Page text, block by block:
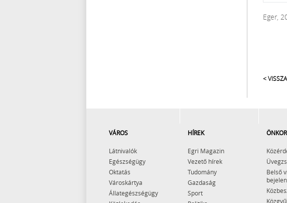
Eger,
< VISSZA
VÁROS
Látnivalók
Egészségügy
Oktatás
Városkártya
Állategészségügy
HÍREK
Egri Magazin
Vezető hírek
Tudomány
Gazdaság
Sport
Belső